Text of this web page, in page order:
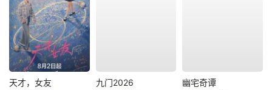
天才，女友 九门2026 幽宅奇谭